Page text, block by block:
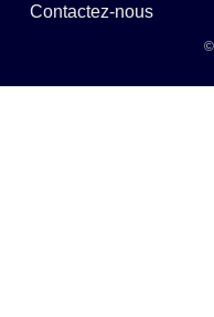
Contactez-nous
©